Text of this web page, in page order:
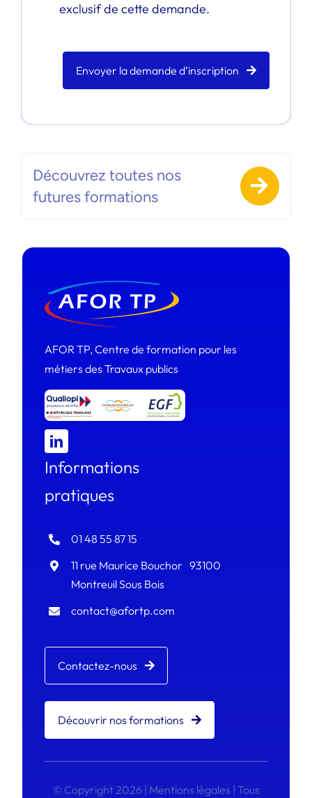
exclusif de cette demande.
Envoyer la demande d’inscription
Découvrez toutes nos
futures formations
AFOR TP, Centre de formation pour les
métiers des Travaux publics
Contactez-nous
Découvrir nos formations
Informations
pratiques
01 48 55 87 15
11 rue Maurice Bouchor 93100
Montreuil Sous Bois
contact@afortp.com
© Copyright 2026 | Mentions légales | Tous